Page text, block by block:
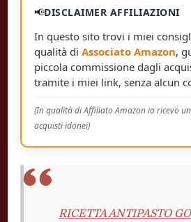
📢DISCLAIMER AFFILIAZIONI
In questo sito trovi i miei
qualità di Associato Amazon,
piccola commissione dagli
tramite i miei link, senza alcun
(In qualità di Affiliato Amazon io ricevo
acquisti idonei)
RICETTA ANTIPASTO